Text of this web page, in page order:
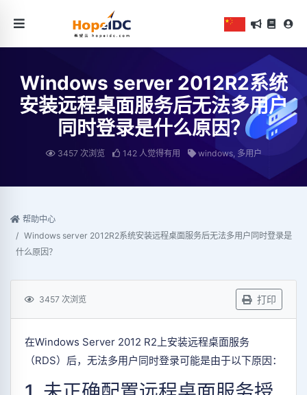
Windows server 2012R2系统
安装远程桌面服务后无法多用户
同时登录是什么原因？
3457 次浏览 142 人觉得有用 windows, 多用户
帮助中心
Windows server 2012R2系统安装远程桌面服务后无法多用户同时登录是
什么原因？
3457 次浏览 打印
在Windows Server 2012 R2上安装远程桌面服务
（RDS）后，无法多用户同时登录可能是由于以下原因：